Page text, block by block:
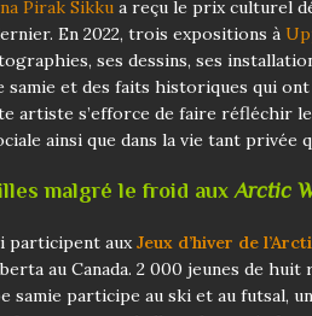
Pirak Sikku a reçu le prix culturel
En 2022, trois expositions à
ses dessins, ses
samie et des faits historiques qui
artiste s’efforce de faire réfléchir
ainsi que dans la vie tant privée
malgré le froid auxArctic
participent auxJeux d’hiver de
au Canada. 2 000 jeunes de
samie participe au ski et au futsal,